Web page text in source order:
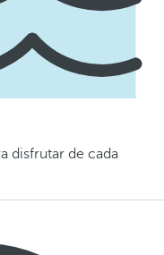
disfrutar de cada